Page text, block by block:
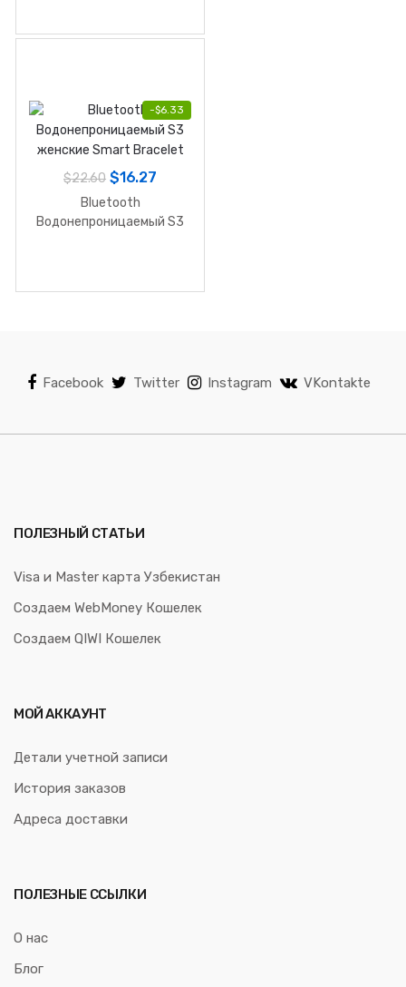
-$6.33
$22.60 $16.27
Bluetooth
Водонепроницаемый S3
Facebook Twitter Instagram VKontakte
ПОЛЕЗНЫЙ СТАТЬИ
Visa и Master карта Узбекистан
Создаем WebMoney Кошелек
Создаем QIWI Кошелек
МОЙ АККАУНТ
Детали учетной записи
История заказов
Адреса доставки
ПОЛЕЗНЫЕ ССЫЛКИ
О нас
Блог